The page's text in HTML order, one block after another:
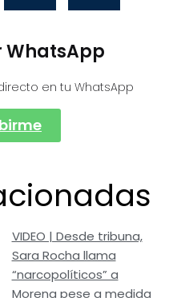
WhatsApp
en tu WhatsApp
VIDEO | Desde tribuna,
Sara Rocha llama
“narcopolíticos” a
Morena pese a medida